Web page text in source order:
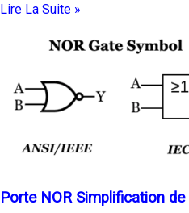
Lire La Suite »
Porte NOR Simplification